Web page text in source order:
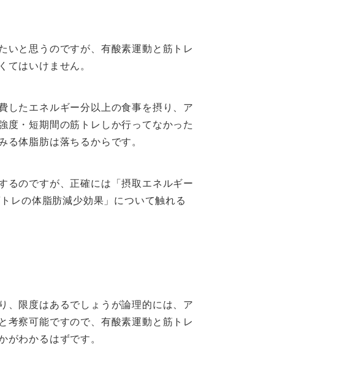
いと思うのですが、有酸素運動と筋トレ
はいけません。
したエネルギー分以上の食事を摂り、ア
度・短期間の筋トレしか行ってなかった
体脂肪は落ちるからです。
るのですが、正確には「摂取エネルギー
レの体脂肪減少効果」について触れる
、限度はあるでしょうが論理的には、ア
考察可能ですので、有酸素運動と筋トレ
わかるはずです。